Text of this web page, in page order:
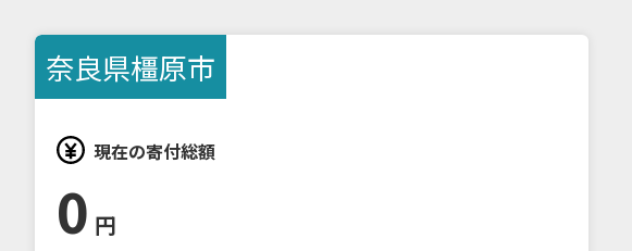
奈良県橿原市
現在の寄付総額
0 円